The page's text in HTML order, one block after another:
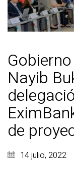
Nayib
de
14 julio, 2022